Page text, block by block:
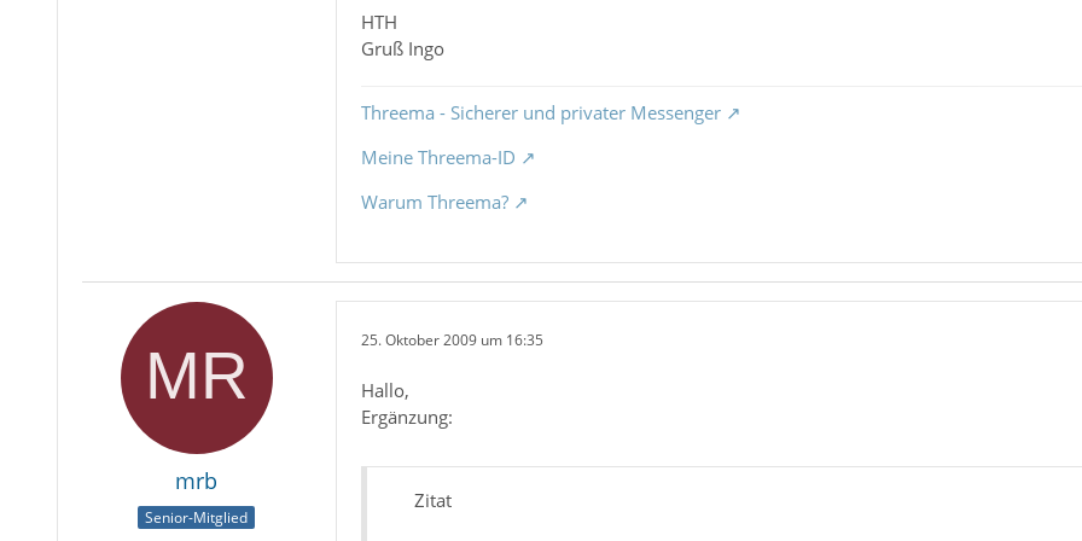
HTH
Gruß Ingo
Threema - Sicherer und privater Messenger
Meine Threema-ID
Warum Threema?
mrb
Senior-Mitglied
25. Oktober 2009 um 16:35
Hallo,
Ergänzung:
Zitat